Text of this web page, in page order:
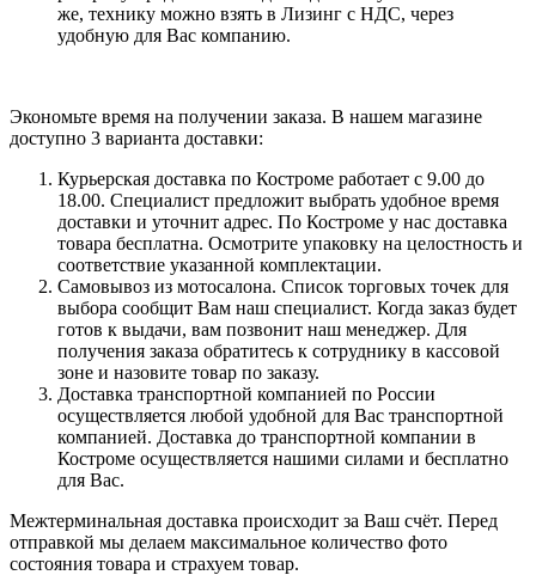
же, технику можно взять в Лизинг с НДС, через
удобную для Вас компанию.
Экономьте время на получении заказа. В нашем магазине
доступно 3 варианта доставки:
Курьерская доставка по Костроме работает с 9.00 до
18.00. Специалист предложит выбрать удобное время
доставки и уточнит адрес. По Костроме у нас доставка
товара бесплатна. Осмотрите упаковку на целостность и
соответствие указанной комплектации.
Самовывоз из мотосалона. Список торговых точек для
выбора сообщит Вам наш специалист. Когда заказ будет
готов к выдачи, вам позвонит наш менеджер. Для
получения заказа обратитесь к сотруднику в кассовой
зоне и назовите товар по заказу.
Доставка транспортной компанией по России
осуществляется любой удобной для Вас транспортной
компанией. Доставка до транспортной компании в
Костроме осуществляется нашими силами и бесплатно
для Вас.
Межтерминальная доставка происходит за Ваш счёт. Перед
отправкой мы делаем максимальное количество фото
состояния товара и страхуем товар.